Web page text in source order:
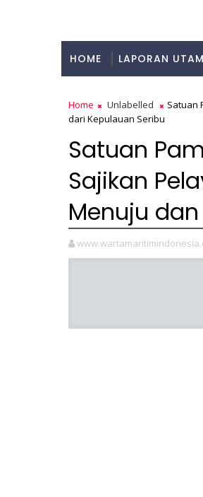
HOME LAPORAN
Home Unlabelled
Satuan
dari Kepulauan Seribu
Satuan
Sajikan
Menuju